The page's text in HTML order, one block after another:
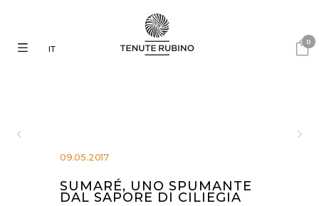
0
IT
09.05.2017
SUMARÉ, UNO SPUMANTE
DAL SAPORE DI CILIEGIA